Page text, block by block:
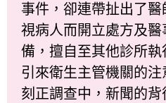
事件，卻連帶扯出了
視病人而開立處方及
備，擅自至其他診所執
引來衛生主管機關的
刻正調查中，新聞的